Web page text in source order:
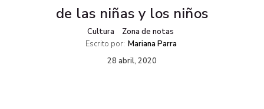
de las niñas y los niños
Cultura
Zona de notas
Escrito por: Mariana Parra
28 abril, 2020